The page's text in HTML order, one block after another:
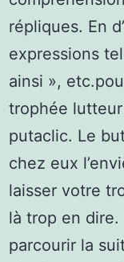
répliques. En
expressions
ainsi »,
trophée
putaclic. Le
chez eux
laisser votre
là trop en
parcourir la